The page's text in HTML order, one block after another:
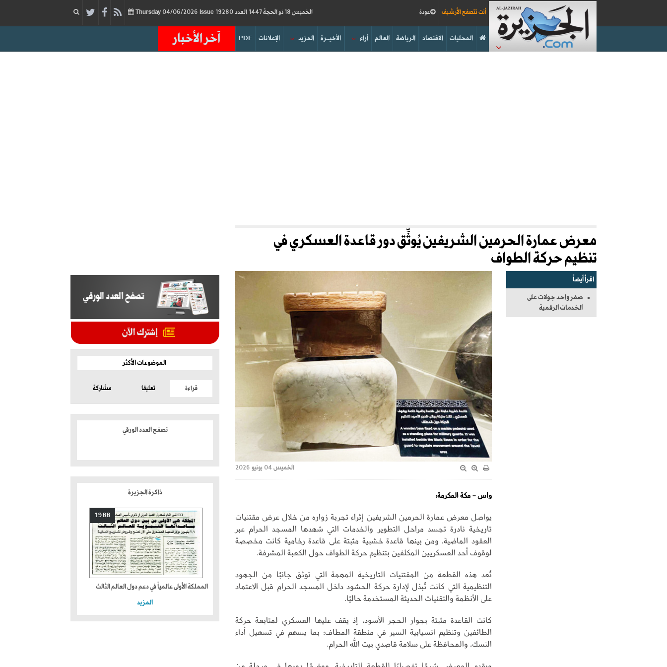
الخميس 18 ذو الحجة 1447 العدد 19280 04/06/2026 Issue عودة أنت تتصفح الأرشيف
آخر الأخبار PDF الإعلانات المزيد الأخيــرة آراء العالم الرياضة الاقتصاد المحليات
معرض عمارة الحرمين الشريفين يُوثِّق دور قاعدة العسكري في
تنظيم حركة الطواف
اقرأ أيضاً
صفر واحد جولات على
الخدمات الرقمية
الخميس 04 يونيو 2026
واس - مكة المكرمة:
يواصل معرض عمارة الحرمين الشريفين إثراء تجربة زواره من خلال عرض مقتنيات
تاريخية نادرة تجسد مراحل التطوير والخدمات التي شهدها المسجد الحرام عبر
العقود الماضية، ومن بينها قاعدة خشبية مثبتة على قاعدة رخامية كانت مخصصة
لوقوف أحد العسكريين المكلفين بتنظيم حركة الطواف حول الكعبة المشرفة.
تُعد هذه القطعة من المقتنيات التاريخية المهمة التي توثق جانبًا من الجهود
التنظيمية التي كانت تُبذل لإدارة حركة الحشود داخل المسجد الحرام قبل الاعتماد
على الأنظمة والتقنيات الحديثة المستخدمة حاليًا.
كانت القاعدة مثبتة بجوار الحجر الأسود، إذ يقف عليها العسكري لمتابعة حركة
الطائفين وتنظيم انسيابية السير في منطقة المطاف؛ بما يسهم في تسهيل أداء
النسك، والمحافظة على سلامة قاصدي بيت الله الحرام.
الموضوعات الأكثر
قراءة تعليقا مشاركة
تصفح العدد الورقي
ذاكرة الجزيرة
1988
المملكة الأولى عالمياً في دعم دول العالم الثالث
المزيد